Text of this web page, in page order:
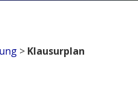
> Klausurplan